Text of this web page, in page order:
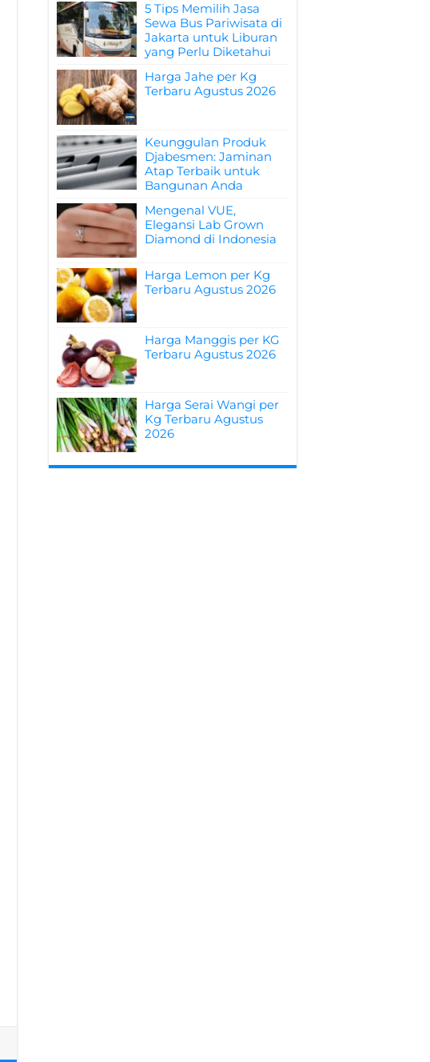
5 Tips Memilih Jasa
Sewa Bus Pariwisata di
Jakarta untuk Liburan
yang Perlu Diketahui
Harga Jahe per Kg
Terbaru Agustus 2026
Keunggulan Produk
Djabesmen: Jaminan
Atap Terbaik untuk
Bangunan Anda
Mengenal VUE,
Elegansi Lab Grown
Diamond di Indonesia
Harga Lemon per Kg
Terbaru Agustus 2026
Harga Manggis per KG
Terbaru Agustus 2026
Harga Serai Wangi per
Kg Terbaru Agustus
2026